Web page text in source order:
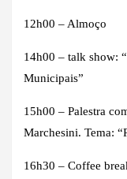
12h00 – Almoço
14h00 – talk show:
Municipais”
15h00 – Palestra
Marchesini. Tema:
16h30 – Coffee